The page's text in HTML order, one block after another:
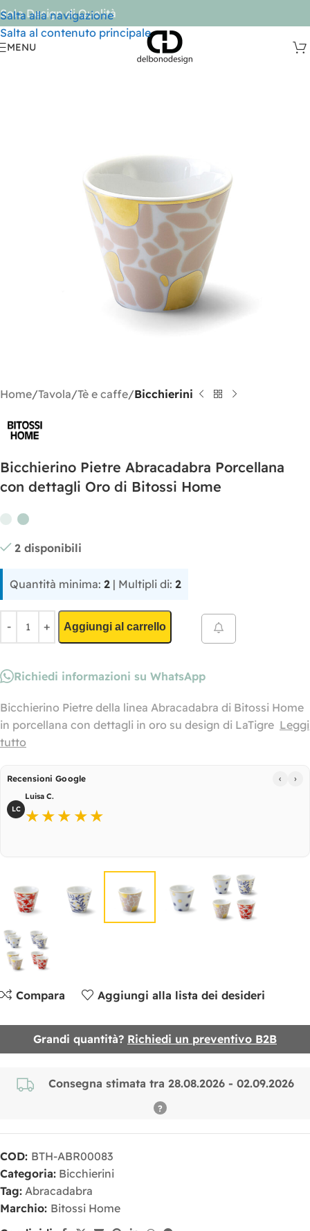
Salta alla navigazione
Salta al contenuto principale
Solo Design di Qualità
MENU
Home Tavola Tè e caffe Bicchierini
Bicchierino Pietre Abracadabra Porcellana
con dettagli Oro di Bitossi Home
2 disponibili
Quantità minima: 2 | Multipli di: 2
Aggiungi al carrello
Richiedi informazioni su WhatsApp
Bicchierino Pietre della linea Abracadabra di Bitossi Home
in porcellana con dettagli in oro su design di LaTigre Leggi
tutto
Recensioni Google ‹ ›
LC
Luisa C.
★★★★★
Compara Aggiungi alla lista dei desideri
Grandi quantità? Richiedi un preventivo B2B
Consegna stimata tra 28.08.2026 - 02.09.2026
COD: BTH-ABR00083
Categoria: Bicchierini
Tag: Abracadabra
Marchio: Bitossi Home